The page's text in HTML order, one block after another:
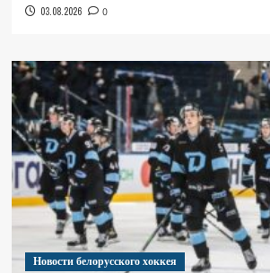
03.08.2026 0
Новости белорусского хоккея